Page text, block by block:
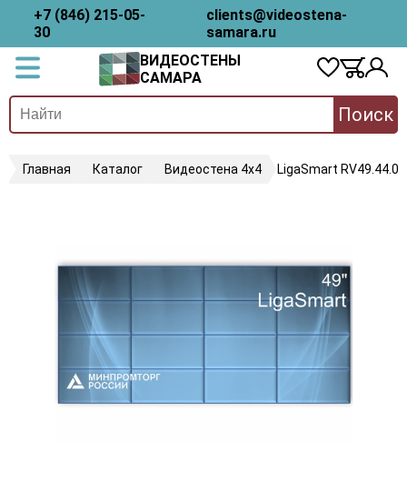
+7 (846) 215-05-
30
clients@videostena-
samara.ru
ВИДЕОСТЕНЫ
САМАРА
Поиск
Главная Каталог Видеостена 4х4 LigaSmart